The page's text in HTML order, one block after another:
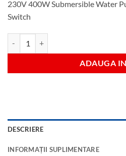
230V 400W Submersible Water
Switch
ADAUGA
DESCRIERE
INFORMAȚII SUPLIMENTARE